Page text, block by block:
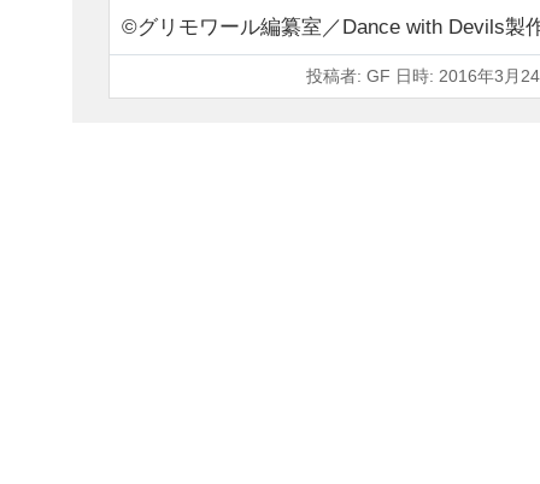
©グリモワール編纂室／Dance with Devils製
投稿者: GF 日時: 2016年3月